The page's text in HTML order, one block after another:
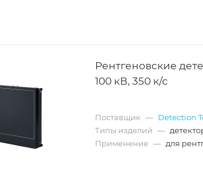
Рентгеновские
100 кВ, 350 к/с
Поставщик — Detection
Типы изделий —
Применение — для